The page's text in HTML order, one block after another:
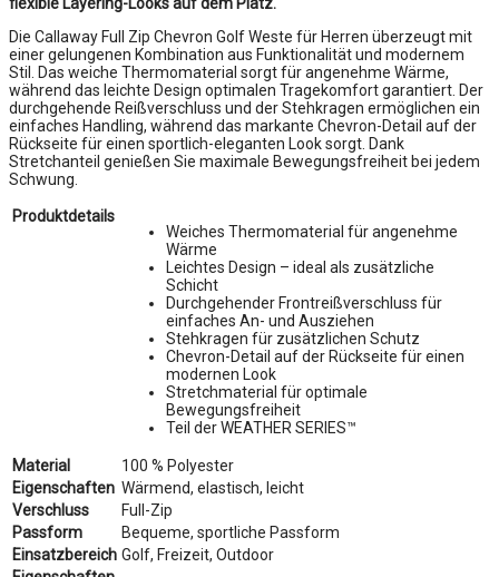
Die Callaway Full Zip Chevron Golf Weste für Herren überzeugt mit
einer gelungenen Kombination aus Funktionalität und modernem
Stil. Das weiche Thermomaterial sorgt für angenehme Wärme,
während das leichte Design optimalen Tragekomfort garantiert. Der
durchgehende Reißverschluss und der Stehkragen ermöglichen ein
einfaches Handling, während das markante Chevron-Detail auf der
Rückseite für einen sportlich-eleganten Look sorgt. Dank
Stretchanteil genießen Sie maximale Bewegungsfreiheit bei jedem
Schwung.
Produktdetails
Weiches Thermomaterial für angenehme
Wärme
Leichtes Design – ideal als zusätzliche
Schicht
Durchgehender Frontreißverschluss für
einfaches An- und Ausziehen
Stehkragen für zusätzlichen Schutz
Chevron-Detail auf der Rückseite für einen
modernen Look
Stretchmaterial für optimale
Bewegungsfreiheit
Teil der WEATHER SERIES™
Material
100 % Polyester
Eigenschaften Wärmend, elastisch, leicht
Verschluss
Full-Zip
Passform
Bequeme, sportliche Passform
Einsatzbereich Golf, Freizeit, Outdoor